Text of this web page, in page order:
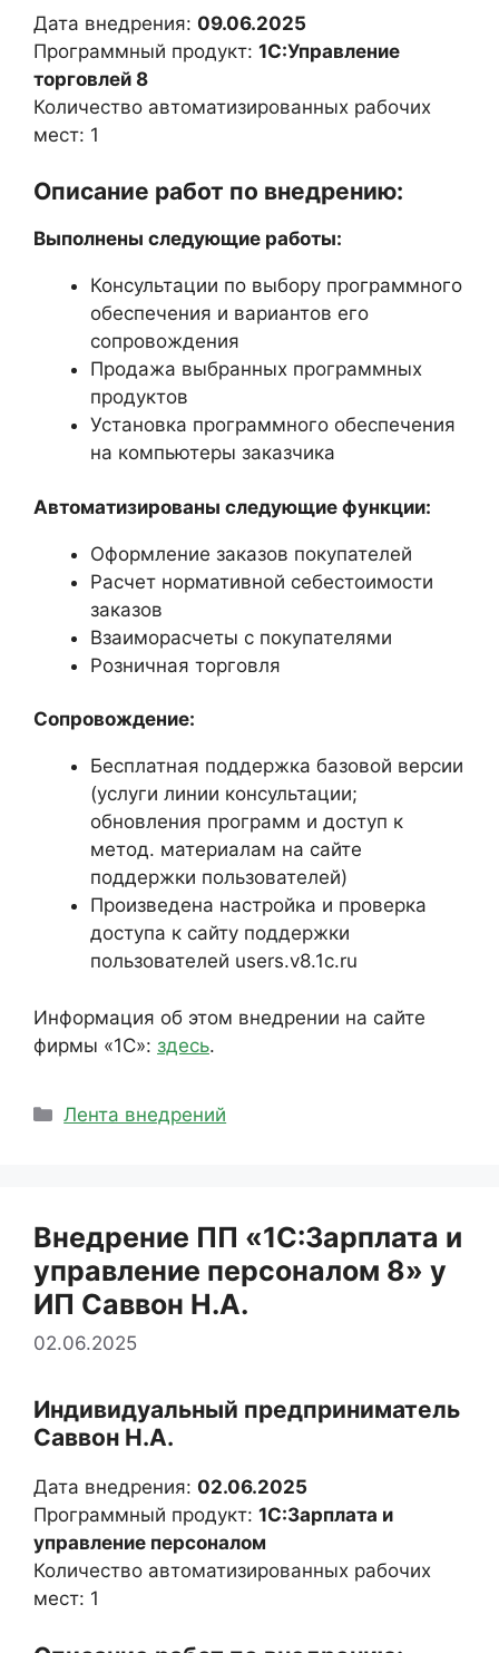
Дата внедрения: 09.06.2025
Программный продукт: 1С:Управление
торговлей 8
Количество автоматизированных рабочих
мест: 1
Описание работ по внедрению:
Выполнены следующие работы:
Консультации по выбору программного
обеспечения и вариантов его
сопровождения
Продажа выбранных программных
продуктов
Установка программного обеспечения
на компьютеры заказчика
Автоматизированы следующие функции:
Оформление заказов покупателей
Расчет нормативной себестоимости
заказов
Взаиморасчеты с покупателями
Розничная торговля
Сопровождение:
Бесплатная поддержка базовой версии
(услуги линии консультации;
обновления программ и доступ к
метод. материалам на сайте
поддержки пользователей)
Произведена настройка и проверка
доступа к сайту поддержки
пользователей users.v8.1c.ru
Информация об этом внедрении на сайте
фирмы «1С»: здесь.
Рубрики
Лента внедрений
Внедрение ПП «1С:Зарплата и
управление персоналом 8» у
ИП Саввон Н.А.
02.06.2025
Индивидуальный предприниматель
Саввон Н.А.
Дата внедрения: 02.06.2025
Программный продукт: 1С:Зарплата и
управление персоналом
Количество автоматизированных рабочих
мест: 1